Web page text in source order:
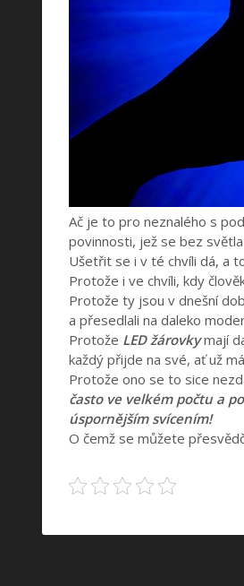
Ač je to pro neznalého s
povinnosti, jež se bez
Ušetřit se i v té chvíli dá, a
Protože i ve chvíli, kdy
Protože ty jsou v dnešní
a přesedlali na daleko
Protože LED žárovkymají
každý přijde na své, ať už
Protože ono se to sice
často ve velkém počtu a
úspornějším svícením!
O čemž se můžete